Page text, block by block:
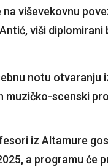
viševekovnu
viši
notu otvaranju
muzičko-scenski
iz Altamure
a programu će